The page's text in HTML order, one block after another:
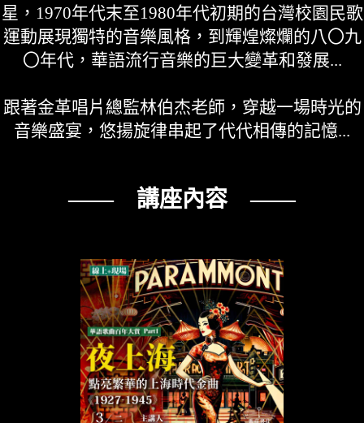
星，1970年代末至1980年代初期的台灣校園民歌
運動展現獨特的音樂風格，到輝煌燦爛的八〇九
〇年代，華語流行音樂的巨大變革和發展...
跟著金革唱片總監林伯杰老師，穿越一場時光的
音樂盛宴，悠揚旋律串起了代代相傳的記憶...
—— 講座內容 ——